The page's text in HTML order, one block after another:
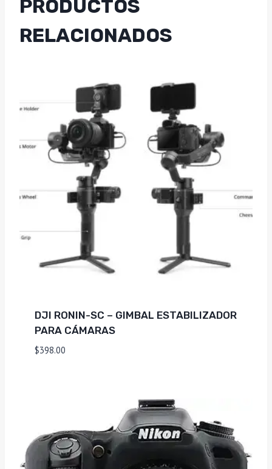
PRODUCTOS
RELACIONADOS
DJI RONIN-SC – GIMBAL ESTABILIZADOR
PARA CÁMARAS
$398.00